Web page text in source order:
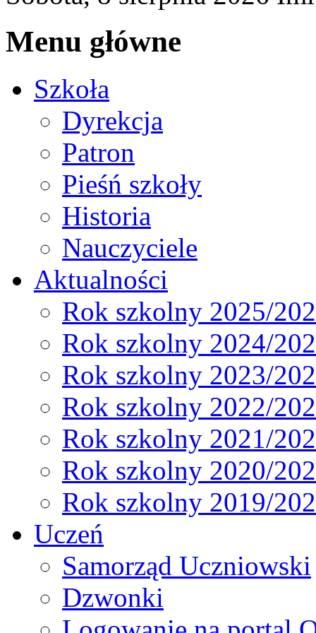
Menu główne
Szkoła
Dyrekcja
Patron
Pieśń szkoły
Historia
Nauczyciele
Aktualności
Rok szkolny 2025/
Rok szkolny 2024/
Rok szkolny 2023/
Rok szkolny 2022/
Rok szkolny 2021/
Rok szkolny 2020/
Rok szkolny 2019/
Uczeń
Samorząd Uczniowski
Dzwonki